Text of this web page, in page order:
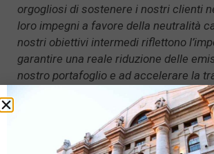
orgogliosi di sostenere i nostri clienti
loro impegni a favore della neutralità
nostri obiettivi intermedi riflettono
garantire una reale riduzione delle
nostro portafoglio e ad accelerare la
basse emissioni di carbonio.”
GAM ha aderito alla NZAM Initiative
impegnandosi a trasformare tutti gli